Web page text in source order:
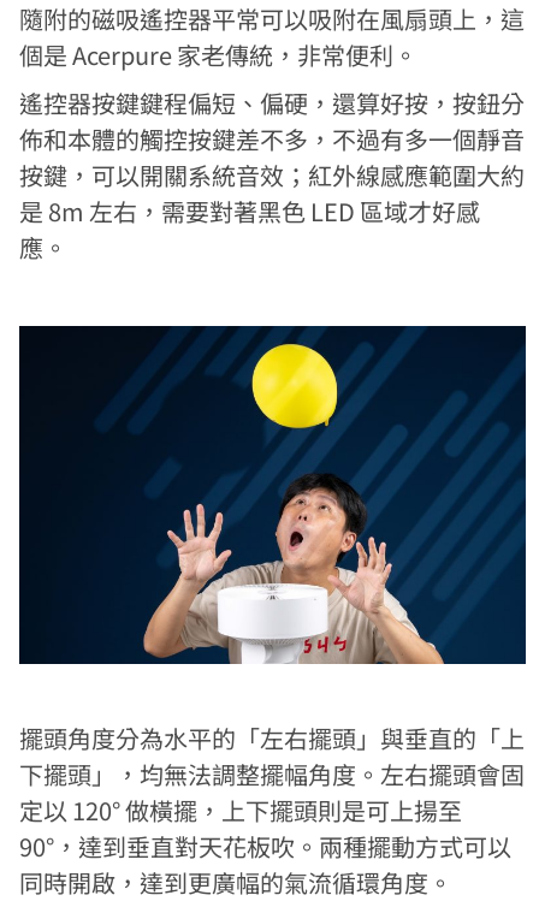
隨附的磁吸遙控器平常可以吸附在風扇頭上，這
個是 Acerpure 家老傳統，非常便利。
遙控器按鍵鍵程偏短、偏硬，還算好按，按鈕分
佈和本體的觸控按鍵差不多，不過有多一個靜音
按鍵，可以開關系統音效；紅外線感應範圍大約
是 8m 左右，需要對著黑色 LED 區域才好感
應。
擺頭角度分為水平的「左右擺頭」與垂直的「上
下擺頭」，均無法調整擺幅角度。左右擺頭會固
定以 120° 做橫擺，上下擺頭則是可上揚至
90°，達到垂直對天花板吹。兩種擺動方式可以
同時開啟，達到更廣幅的氣流循環角度。